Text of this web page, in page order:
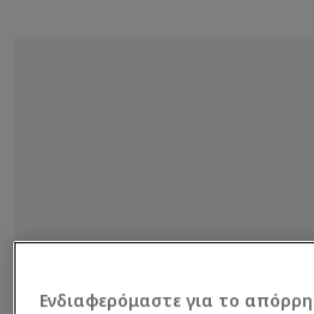
Ενδιαφερόμαστε για το